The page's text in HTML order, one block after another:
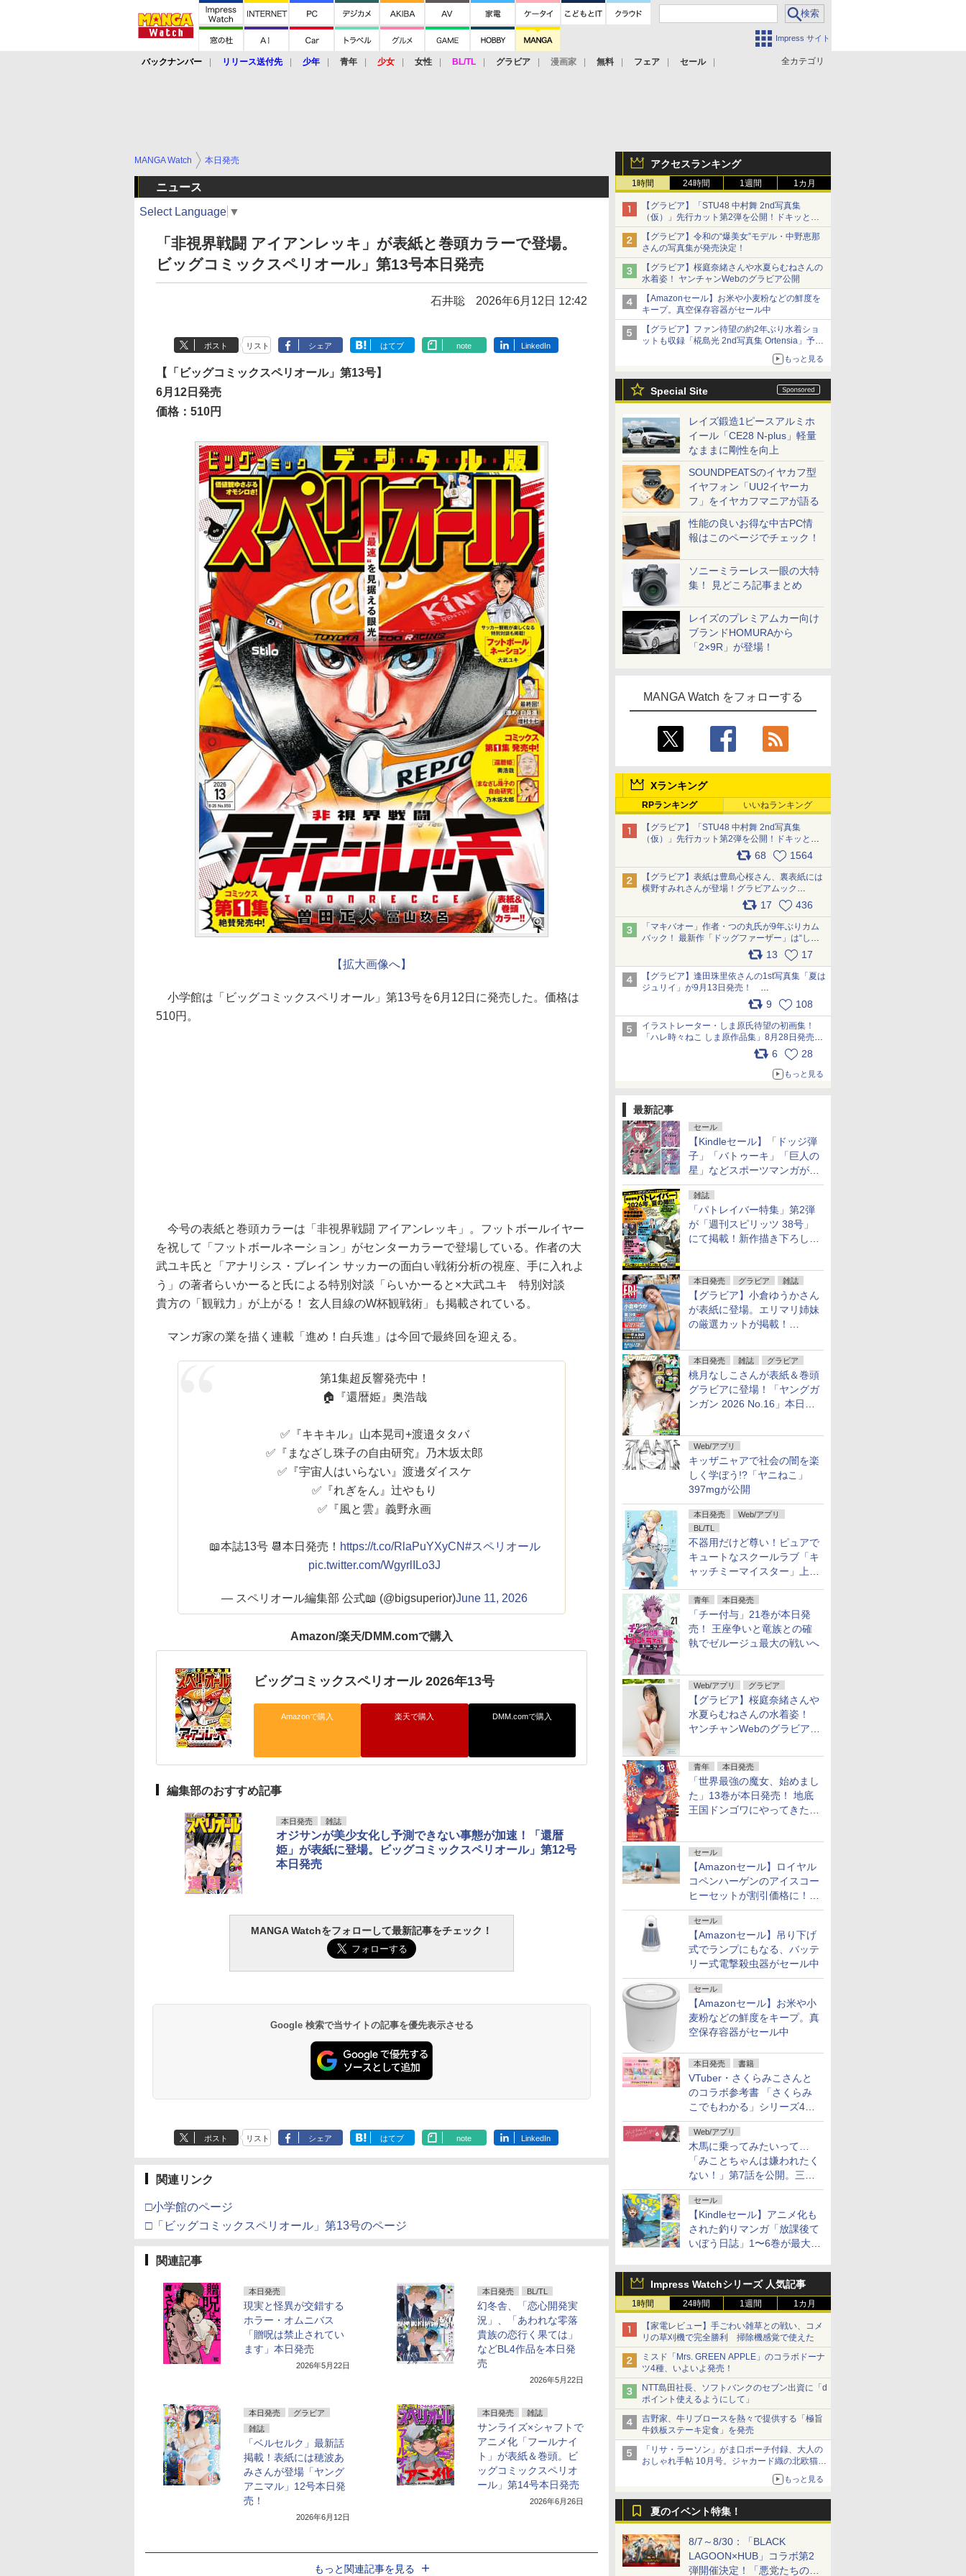
Impress サイト
全カテゴリ
バックナンバー リリース送付先 少年 青年 少女 女性 BL/TL グラビア 漫画家 無料 フェア セール
アクセスランキング
1時間 24時間 1週間 1カ月
【グラビア】「STU48 中村舞 2nd写真集
（仮）」先行カット第2弾を公開！ドキッとす
るランジェリーカットなど新たな挑戦
【グラビア】令和の“爆美女”モデル・中野恵那
さんの写真集が発売決定！
【グラビア】桜庭奈緒さんや水夏らむねさんの
水着姿！ ヤンチャンWebのグラビア公開
【Amazonセール】お米や小麦粉などの鮮度を
キープ。真空保存容器がセール中
【グラビア】ファン待望の約2年ぶり水着ショ
ットも収録「椛島光 2nd写真集 Ortensia」予約
もっと見る
Special Site
レイズ鍛造1ピースアルミホ
イール「CE28 N-plus」軽量
なままに剛性を向上
SOUNDPEATSのイヤカフ型
イヤフォン「UU2イヤーカ
フ」をイヤカフマニアが語る
性能の良いお得な中古PC情
報はこのページでチェック！
ソニーミラーレス一眼の大特
集！ 見どころ記事まとめ
レイズのプレミアムカー向け
ブランドHOMURAから
「2×9R」が登場！
MANGA Watch をフォローする
Xランキング
RPランキング いいねランキング
【グラビア】「STU48 中村舞 2nd写真集
（仮）」先行カット第2弾を公開！ドキッとす
るランジェリーカットなど新たな挑戦
68 1564
【グラビア】表紙は豊島心桜さん、裏表紙には
横野すみれさんが登場！グラビアムック
「PARADE」2026夏号が本日発売
17 436
「マキバオー」作者・つの丸氏が9年ぶりカム
バック！ 最新作「ドッグファーザー」は“しゃ
べらない動物”とのリアルな暮らしを描く 「も
うこれ以上の幸せはない」……一緒に暮らす愛
犬たちへ… pic.x.com/hEr88DgVyD
13 17
【グラビア】逢田珠里依さんの1st写真集「夏は
ジュリイ」が9月13日発売！
9 108
イラストレーター・しま原氏待望の初画集！
「ハレ時々ねこ しま原作品集」8月28日発売
6 28
もっと見る
最新記事
セール
【Kindleセール】「ドッジ弾
子」「バトゥーキ」「巨人の
星」などスポーツマンガが実
質半額！「Amazonマンガ毎
週末セール」で50％ポイント
還元！
雑誌
「パトレイバー特集」第2弾
が「週刊スピリッツ 38号」
にて掲載！新作描き下ろし読
本日発売 グラビア 雑誌
【グラビア】小倉ゆうかさん
が表紙に登場。エリマリ姉妹
の厳選カットが掲載！
日号」本日発売
本日発売 雑誌 グラビア
桃月なしこさんが表紙＆巻頭
グラビアに登場！「ヤングガ
ンガン 2026 No.16」本日発
Web/アプリ
キッザニャアで社会の闇を楽
しく学ぼう!?「ヤニねこ」
397mgが公開
本日発売
Web/アプリ
BL/TL
不器用だけど尊い！ピュアで
キュートなスクールラブ「キ
ャッチミーマイスター」上・
青年 本日発売
「チー付与」21巻が本日発
売！ 王座争いと竜族との確
執でゼルージュ最大の戦いへ
Web/アプリ グラビア
【グラビア】桜庭奈緒さんや
水夏らむねさんの水着姿！
ヤンチャンWebのグラビア公
青年 本日発売
「世界最強の魔女、始めまし
た」13巻が本日発売！ 地底
王国ドンゴワにやってきたロ
セール
【Amazonセール】ロイヤル
コペンハーゲンのアイスコー
ヒーセットが割引価格に！夏
のギフトに最適！
セール
【Amazonセール】吊り下げ
式でランプにもなる、バッテ
リー式電撃殺虫器がセール中
セール
【Amazonセール】お米や小
麦粉などの鮮度をキープ。真
空保存容器がセール中
本日発売 書籍
VTuber・さくらみこさんと
のコラボ参考書 「さくらみ
こでもわかる」シリーズ4冊
が本日発売！
Web/アプリ
木馬に乗ってみたいって…
「みことちゃんは嫌われたく
ない！」第7話を公開。三角
じゃない方か
セール
【Kindleセール】アニメ化も
された釣りマンガ「放課後て
いぼう日誌」1〜6巻が最大
Impress Watchシリーズ 人気記事
1時間 24時間 1週間 1カ月
【家電レビュー】手ごわい雑草との戦い、コメ
リの草刈機で完全勝利 掃除機感覚で使えた
ミスド「Mrs. GREEN APPLE」のコラボドーナ
ツ4種、いよいよ発売！
NTT島田社長、ソフトバンクのセブン出資に「d
ポイント使えるようにして」
吉野家、牛リブロースを熱々で提供する「極旨
牛鉄板ステーキ定食」を発売
「リサ・ラーソン」がま口ポーチ付録、大人の
おしゃれ手帖 10月号。ジャカード織の北欧猫デ
もっと見る
夏のイベント特集！
8/7～8/30：「BLACK
LAGOON×HUB」コラボ第2
弾開催決定！「悪党たちの休
MANGA Watch 本日発売
ニュース
Select Language ▼
「非視界戦闘 アイアンレッキ」が表紙と巻頭カラーで登場。
ビッグコミックスペリオール」第13号本日発売
石井聡 2026年6月12日 12:42
ポスト リスト シェア はてブ note LinkedIn
【「ビッグコミックスペリオール」第13号】
6月12日発売
価格：510円
【拡大画像へ】
小学館は「ビッグコミックスペリオール」第13号を6月12日に発売した。価格は
510円。
今号の表紙と巻頭カラーは「非視界戦闘 アイアンレッキ」。フットボールイヤー
を祝して「フットボールネーション」がセンターカラーで登場している。作者の大
武ユキ氏と「アナリシス・ブレイン サッカーの面白い戦術分析の視座、手に入れよ
う」の著者らいかーると氏による特別対談「らいかーると×大武ユキ 特別対談
貴方の「観戦力」が上がる！ 玄人目線のW杯観戦術」も掲載されている。
マンガ家の業を描く連載「進め！白兵進」は今回で最終回を迎える。
第1集超反響発売中！
🏠『還暦姫』奥浩哉
✅『キキキル』山本晃司+渡邉タタバ
✅『まなざし珠子の自由研究』乃木坂太郎
✅『宇宙人はいらない』渡邊ダイスケ
✅『れぎをん』辻やもり
✅『風と雲』義野永画
📖本誌13号 📆本日発売！ https://t.co/RlaPuYXyCN#スペリオール
pic.twitter.com/WgyrlILo3J
— スペリオール編集部 公式📖 (@bigsuperior)June 11, 2026
Amazon/楽天/DMM.comで購入
ビッグコミックスペリオール 2026年13号
Amazonで購入 楽天で購入 DMM.comで購入
編集部のおすすめ記事
本日発売 雑誌
オジサンが美少女化し予測できない事態が加速！「還暦
姫」が表紙に登場。ビッグコミックスペリオール」第12号
本日発売
MANGA Watchをフォローして最新記事をチェック！
Google 検索で当サイトの記事を優先表示させる
ポスト リスト シェア はてブ note LinkedIn
関連リンク
□小学館のページ
□「ビッグコミックスペリオール」第13号のページ
関連記事
本日発売
現実と怪異が交錯する
ホラー・オムニバス
「贈呪は禁止されてい
ます」本日発売
2026年5月22日
本日発売 BL/TL
幻冬舎、「恋心開発実
況」、「あわれな零落
貴族の恋行く果ては」
などBL4作品を本日発
売
2026年5月22日
本日発売
グラビア
雑誌
「ベルセルク」最新話
掲載！表紙には穂波あ
みさんが登場「ヤング
アニマル」12号本日発
売！
2026年6月12日
本日発売 雑誌
サンライズ×シャフトで
アニメ化「フールナイ
ト」が表紙＆巻頭。ビ
ッグコミックスペリオ
ール」第14号本日発売
2026年6月26日
もっと関連記事を見る